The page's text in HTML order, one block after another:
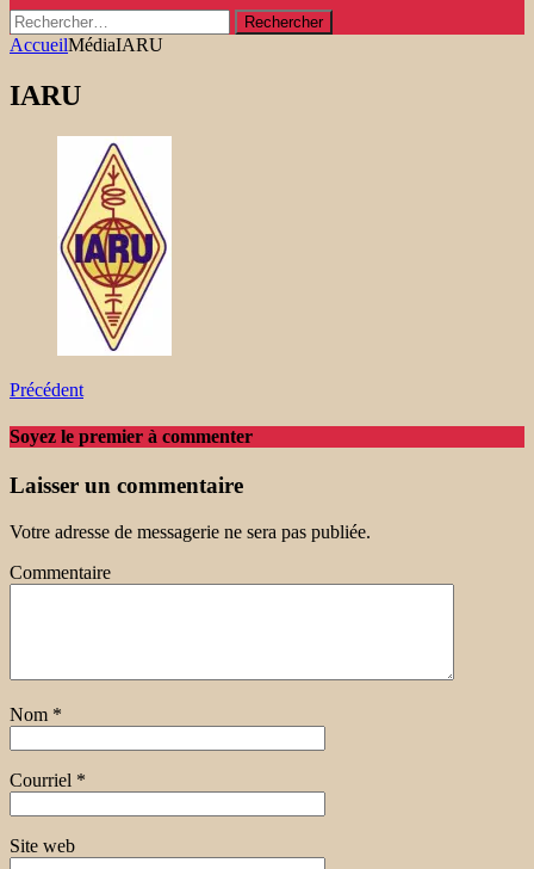
Rechercher :
AccueilMédiaIARU
IARU
Précédent
Soyez le premier à commenter
Laisser un commentaire
Votre adresse de messagerie ne sera pas publiée.
Commentaire
Nom *
Courriel *
Site web